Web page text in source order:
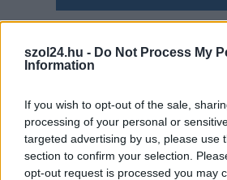
szol24.hu - Do Not Process My
Information
If you wish to opt-out of the sale,
processing of your personal or
targeted advertising by us, please use
section to confirm your selection.
opt-out request is processed you may
Hírlevél
meg e-mail címét:
Megismertem és elfogadom a